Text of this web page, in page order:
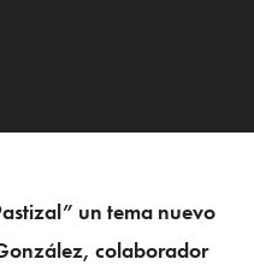
un tema nuevo
colaborador